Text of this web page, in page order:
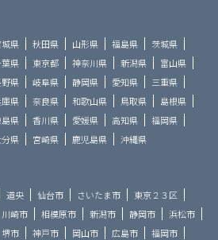
城県 秋田県 山形県 福島県
茨城県
県 東京都 神奈川県 新潟県
富山県
県 岐阜県 静岡県 愛知県
三重県
県 奈良県 和歌山県 鳥取県
島根県
県 香川県 愛媛県 高知県
福岡県
分県 宮崎県 鹿児島県 沖縄県
道央 仙台市 さいたま市
東京２３区
川崎市 相模原市 新潟市 静岡市
浜松市
堺市 神戸市 岡山市 広島市 福岡市